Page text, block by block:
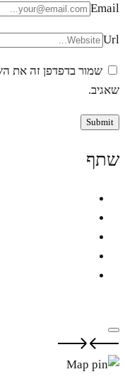
Email
Url
שמור בדפדפן זה את
שאגיב.
שתף